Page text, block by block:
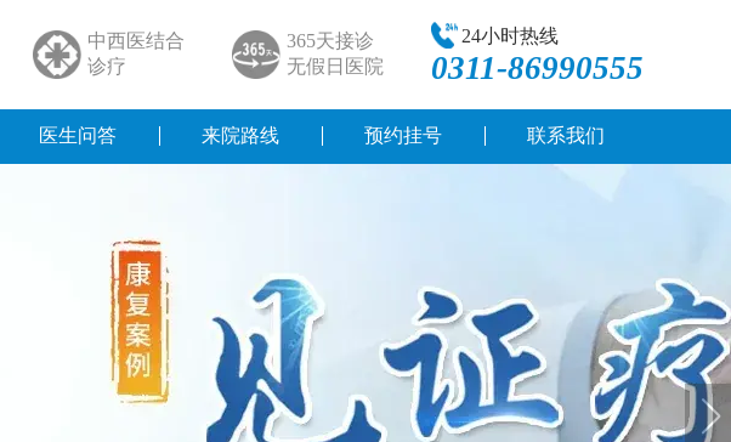
中西医结合
诊疗
365天接诊
无假日医院
24小时热线
0311-86990555
医生问答 来院路线 预约挂号 联系我们